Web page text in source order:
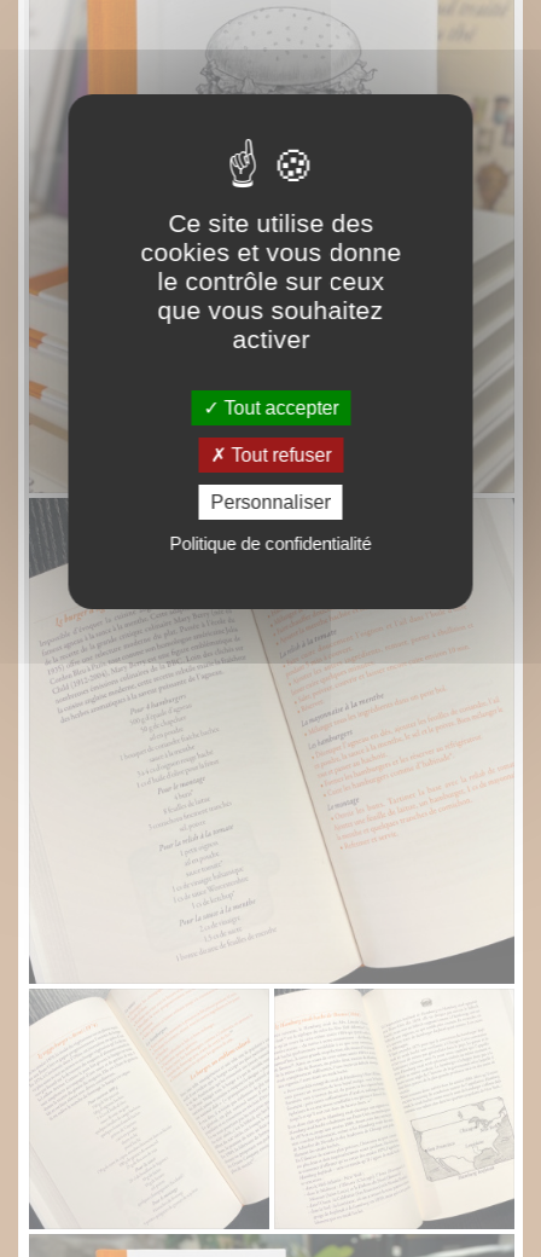
Ce site utilise des
cookies et vous donne
le contrôle sur ceux
que vous souhaitez
activer
Tout accepter
Tout refuser
Personnaliser
Politique de confidentialité